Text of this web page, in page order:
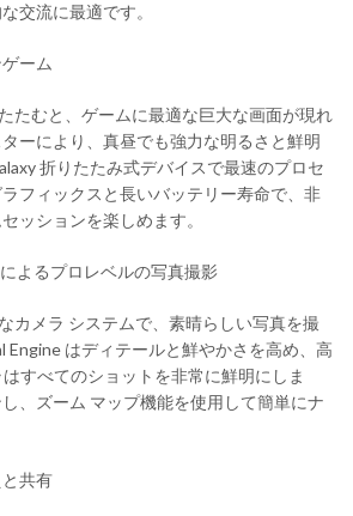
交流に最適です。
ーム
たむと、ゲームに最適な巨大な画面が現れ
ーにより、真昼でも強力な明るさと鮮明
折りたたみ式デバイスで最速のプロセ
フィックスと長いバッテリー寿命で、非
ッションを楽しめます。
よるプロレベルの写真撮影
カメラ システムで、素晴らしい写真を撮
Engine はディテールと鮮やかさを高め、高
すべてのショットを非常に鮮明にしま
、ズーム マップ機能を使用して簡単にナ
共有